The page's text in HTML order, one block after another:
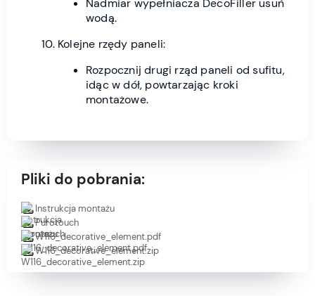
Nadmiar wypełniacza DecoFiller usuń
wodą.
Kolejne rzędy paneli:
Rozpocznij drugi rząd paneli od sufitu,
idąc w dół, powtarzając kroki
montażowe.
Pliki do pobrania:
Instrukcja montażu
Purotouch
W116_decorative_element.pdf
W116_decorative_element.zip